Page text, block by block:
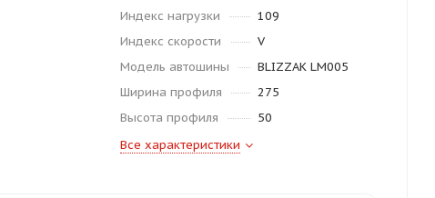
Индекс нагрузки
109
Индекс скорости
V
Модель автошины
BLIZZAK LM005
Ширина профиля
275
Высота профиля
50
Все характеристики